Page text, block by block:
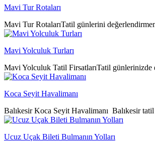
Mavi Tur Rotaları
Mavi Tur RotalarıTatil günlerini
Mavi Yolculuk Turları
Mavi Yolculuk Tatil FirsatlarıTatil günlerinizde
Koca Seyit Havalimanı
Balıkesir Koca Seyit Havalimanı Balıkesir
Ucuz Uçak Bileti Bulmanın Yolları